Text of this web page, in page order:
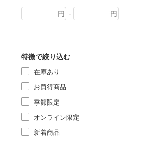
-
特徴で絞り込む
在庫あり
お買得商品
季節限定
オンライン限定
新着商品